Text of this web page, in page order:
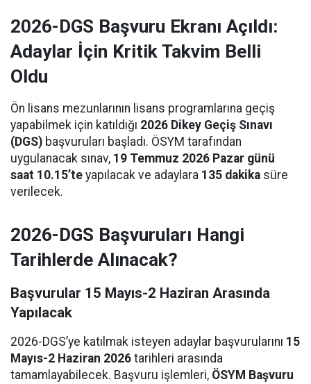
2026-DGS Başvuru Ekranı Açıldı:
Adaylar İçin Kritik Takvim Belli
Oldu
Ön lisans mezunlarının lisans programlarına geçiş
yapabilmek için katıldığı 2026 Dikey Geçiş Sınavı
(DGS) başvuruları başladı. ÖSYM tarafından
uygulanacak sınav, 19 Temmuz 2026 Pazar günü
saat 10.15’te yapılacak ve adaylara 135 dakika süre
verilecek.
2026-DGS Başvuruları Hangi
Tarihlerde Alınacak?
Başvurular 15 Mayıs-2 Haziran Arasında
Yapılacak
2026-DGS’ye katılmak isteyen adaylar başvurularını 15
Mayıs-2 Haziran 2026 tarihleri arasında
tamamlayabilecek. Başvuru işlemleri, ÖSYM Başvuru